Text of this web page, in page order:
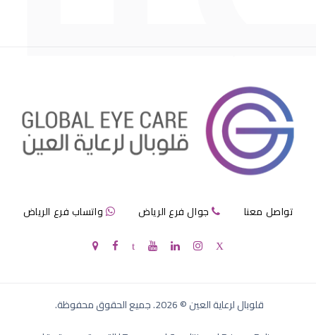
العدسات اللاصقة الصلبة واللينة
تواصل معنا جوال فرع الرياض واتساب فرع الرياض
قلوبال لرعاية العين©
2026. جميع الحقوق محفوظة.